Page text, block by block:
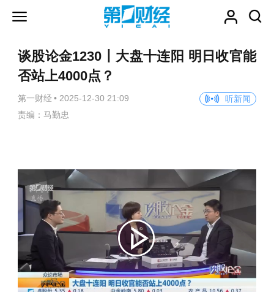
谈股论金1230丨大盘十连阳 明日收官能
否站上4000点？
第一财经 • 2025-12-30 21:09
听新闻
责编：马勤忠